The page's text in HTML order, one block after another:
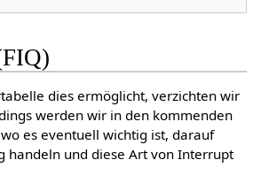
dies ermöglicht, verzichten wir
werden wir in den kommenden
es eventuell wichtig ist, darauf
handeln und diese Art von Interrupt